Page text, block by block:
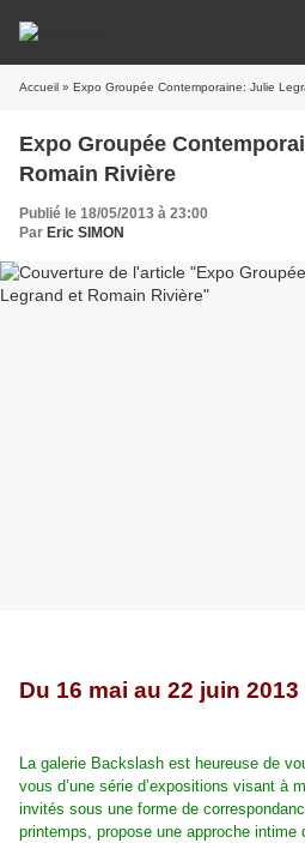
Accueil » Expo Groupée Contemporaine: Julie
Expo Groupée
Romain Rivière
Publié le 18/05/2013 à 23:00
Par Eric SIMON
Du 16 mai au 22 juin 2013
La galerie Backslash est heureuse de
vous d’une série d’expositions visant à
invités sous une forme de
printemps, propose une approche intime